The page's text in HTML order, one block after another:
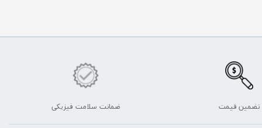
تضمین قیمت ضمانت سلامت فیزیکی